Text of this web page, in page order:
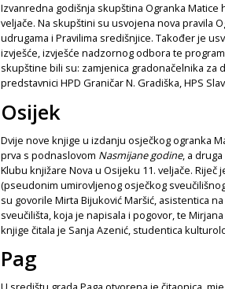
Izvanredna godišnja skupština Ogranka Matice
veljače. Na skupštini su usvojena nova pravila
udrugama i Pravilima središnjice. Također je
izvješće, izvješće nadzornog odbora te
skupštine bili su: zamjenica gradonačelnika za
predstavnici HPD Graničar N. Gradiška, HPS
Osijek
Dvije nove knjige u izdanju osječkog ogranka
prva s podnaslovom Nasmijane godine, a druga
Klubu knjižare Nova u Osijeku 11. veljače. Riječ
(pseudonim umirovljenog osječkog
su govorile Mirta Bijuković Maršić, asistentica
sveučilišta, koja je napisala i pogovor, te
knjige čitala je Sanja Azenić, studentica
Pag